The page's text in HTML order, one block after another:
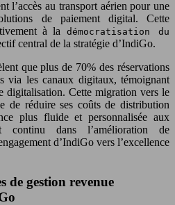
l’accès au transport aérien pour une
de paiement digital. Cette
à la démocratisation du
central de la stratégie d’IndiGo.
que plus de 70% des réservations
via les canaux digitaux, témoignant
digitalisation. Cette migration vers le
de réduire ses coûts de distribution
plus fluide et personnalisée aux
continu dans l’amélioration de
d’IndiGo vers l’excellence
de gestion revenue